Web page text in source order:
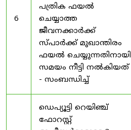
6
പത്രിക ഫയൽ
ചെയ്യാത്ത
ജീവനക്കാർക്ക്
സ്പാർക്ക് മുഖാന്തിരം
ഫയൽ ചെയ്യുന്നതിനായി
സമയം നീട്ടി നൽകിയത്
- സംബന്ധിച്ച്
ഡെപ്യൂട്ടി റെയിഞ്ച്
ഫോറസ്റ്റ്